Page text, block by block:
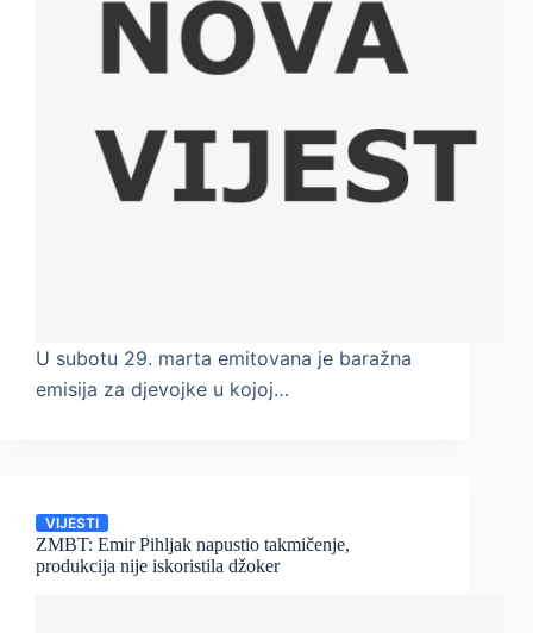
U subotu 29. marta emitovana je baražna
emisija za djevojke u kojoj…
VIJESTI
ZMBT: Emir Pihljak napustio takmičenje,
produkcija nije iskoristila džoker